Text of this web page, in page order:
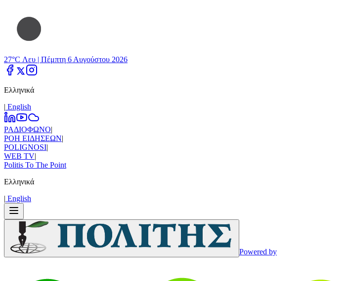
27°C Λευ | Πέμπτη 6 Αυγούστου 2026
Ελληνικά
| Εnglish
ΡΑΔΙΟΦΩΝΟ|
ΡΟΗ ΕΙΔΗΣΕΩΝ|
POLIGNOSI|
WEB TV|
Politis To The Point
Ελληνικά
| Εnglish
Powered by